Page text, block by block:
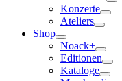
Konzerte
Ateliers
Shop
Noack+
Editionen
Kataloge